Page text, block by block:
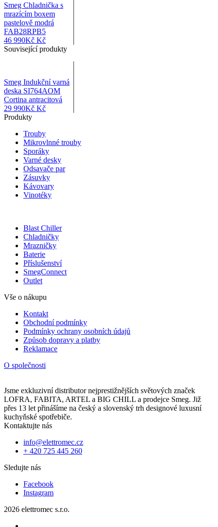
Smeg Chladnička s
mrazícím boxem
pastelově modrá
FAB28RPB5
46 990Kč Kč
Související produkty
Smeg Indukční varná
deska SI764AOM
Cortina antracitová
29 990Kč Kč
Produkty
Trouby
Mikrovlnné trouby
Sporáky
Varné desky
Odsavače par
Zásuvky
Kávovary
Vinotéky
Blast Chiller
Chladničky
Mrazničky
Baterie
Příslušenství
SmegConnect
Outlet
Vše o nákupu
Kontakt
Obchodní podmínky
Podmínky ochrany osobních údajů
Způsob dopravy a platby
Reklamace
O společnosti
Jsme exkluzivní distributor nejprestižnějších světových značek
LOFRA, FABITA, ARTEL a BIG CHILL a prodejce Smeg. Již
přes 13 let přinášíme na český a slovenský trh designové luxusní
kuchyňské spotřebiče.
Kontaktujte nás
info@elettromec.cz
+ 420 725 445 260
Sledujte nás
Facebook
Instagram
2026 elettromec s.r.o.